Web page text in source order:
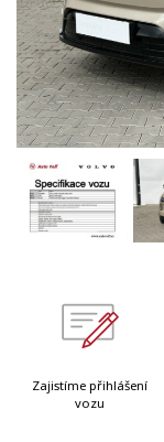
Zajistíme přihlášení
vozu